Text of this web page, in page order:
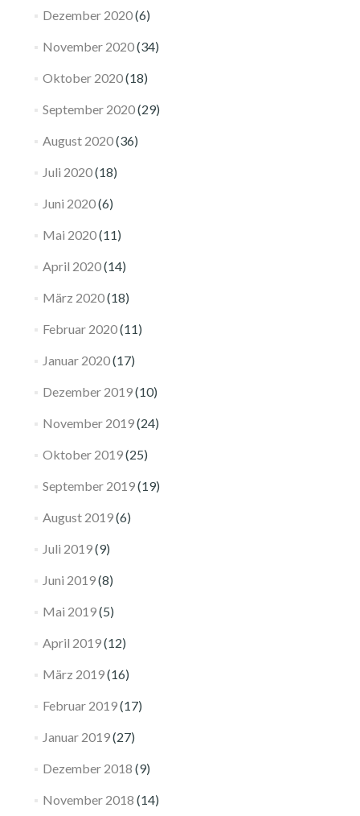
Dezember 2020(6)
November 2020(34)
Oktober 2020(18)
September 2020(29)
August 2020(36)
Juli 2020(18)
Juni 2020(6)
Mai 2020(11)
April 2020(14)
März 2020(18)
Februar 2020(11)
Januar 2020(17)
Dezember 2019(10)
November 2019(24)
Oktober 2019(25)
September 2019(19)
August 2019(6)
Juli 2019(9)
Juni 2019(8)
Mai 2019(5)
April 2019(12)
März 2019(16)
Februar 2019(17)
Januar 2019(27)
Dezember 2018 (9)
November 2018 (14)